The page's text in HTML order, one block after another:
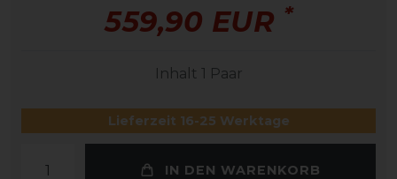
559,90 EUR *
Inhalt 1 Paar
Lieferzeit 16-25 Werktage
IN DEN WARENKORB